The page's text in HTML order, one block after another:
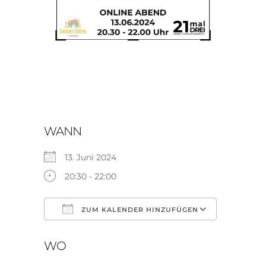
WANN
13. Juni 2024
20:30 - 22:00
ZUM KALENDER HINZUFÜGEN
WO